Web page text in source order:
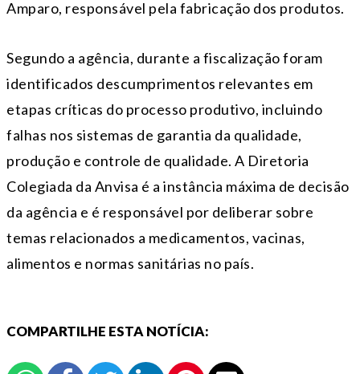
Amparo, responsável pela fabricação dos produtos.
Segundo a agência, durante a fiscalização foram
identificados descumprimentos relevantes em
etapas críticas do processo produtivo, incluindo
falhas nos sistemas de garantia da qualidade,
produção e controle de qualidade. A Diretoria
Colegiada da Anvisa é a instância máxima de decisão
da agência e é responsável por deliberar sobre
temas relacionados a medicamentos, vacinas,
alimentos e normas sanitárias no país.
COMPARTILHE ESTA NOTÍCIA: